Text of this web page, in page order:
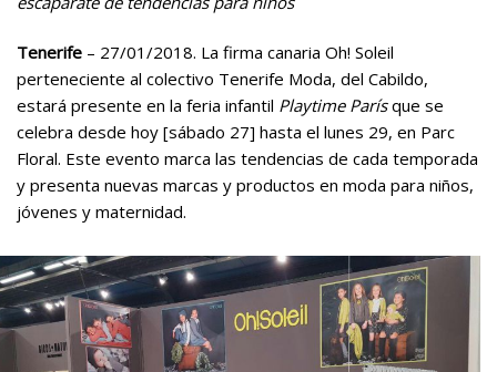
Tenerife – 27/01/2018. La firma canaria Oh! Soleil
perteneciente al colectivo Tenerife Moda, del Cabildo,
estará presente en la feria infantil Playtime Parísque se
celebra desde hoy [sábado 27] hasta el lunes 29, en Parc
Floral. Este evento marca las tendencias de cada temporada
y presenta nuevas marcas y productos en moda para niños,
jóvenes y maternidad.